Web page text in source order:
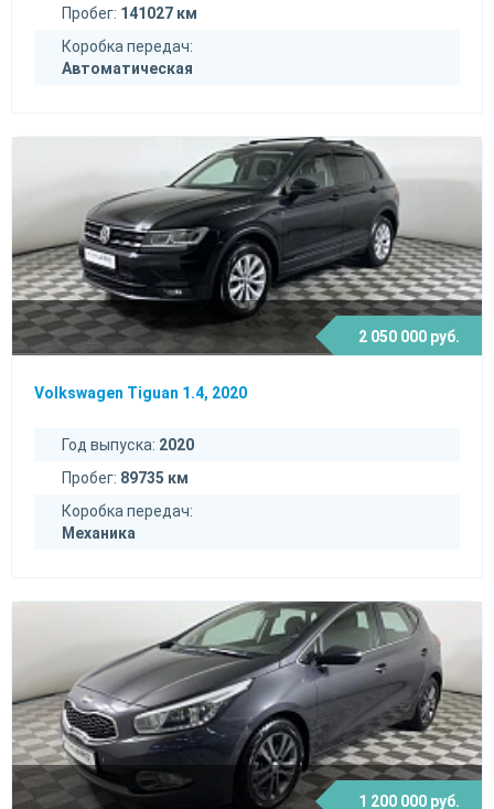
Пробег: 141027 км
Коробка передач:
Автоматическая
2 050 000 руб.
Volkswagen Tiguan 1.4, 2020
Год выпуска: 2020
Пробег: 89735 км
Коробка передач:
Механика
1 200 000 руб.